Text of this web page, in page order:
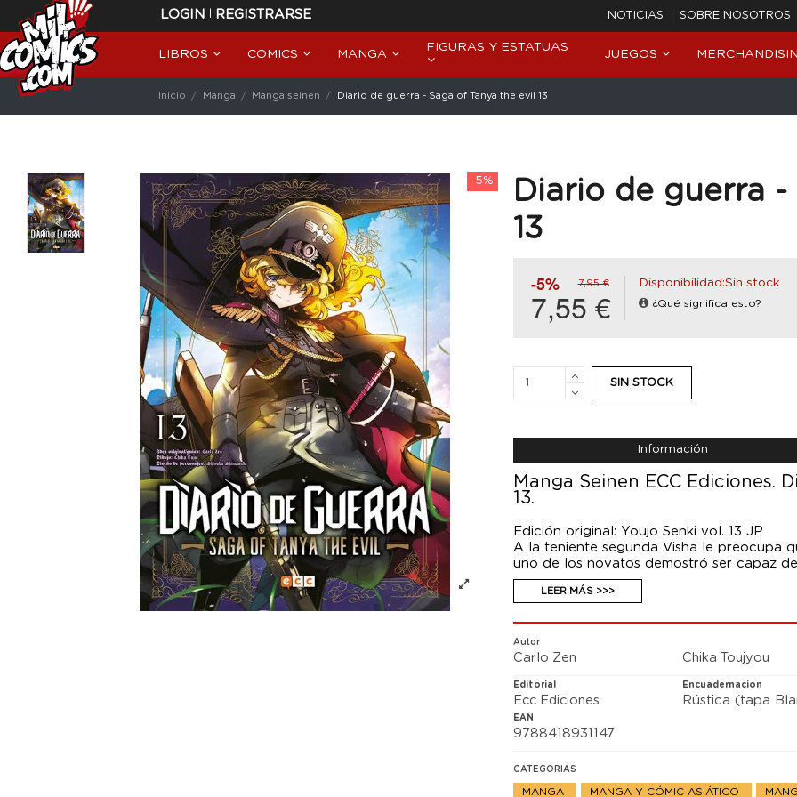
LOGIN | REGISTRARSE NOTICIAS SOBRE NOSOTROS
LIBROS COMICS MANGA
FIGURAS Y ESTATUAS
JUEGOS
Inicio Manga Manga seinen Diario de guerra - Saga of Tanya the evil 13
-5%
Diario de guerra -
13
-5% 7,95 €
7,55 €
Disponibilidad:Sin stock
¿Qué significa esto?
SIN STOCK
Información
Manga Seinen ECC Ediciones.
13.
Edición original: Youjo Senki vol. 13 JP
A la teniente segunda Visha le preocupa
uno de los novatos demostró ser capaz
incursión nocturna en las trincheras
escuela militar, sorprendió a su instructor
del Estado Mayor, que lo guardó como
a llevar la guerra a un ambiente urbano.
republicanas dirigidas por el teniente
LEER MÁS >>>
Autor
Carlo Zen Chika Toujyou
Editorial
Ecc Ediciones
Encuadernacion
Rústica (tapa
EAN
9788418931147
CATEGORIAS
MANGA MANGA Y CÓMIC ASIÁTICO